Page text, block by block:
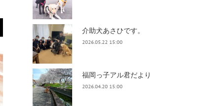
介助犬あさひです。
2026.05.22 15:00
福岡っ子アル君だより
2026.04.20 15:00